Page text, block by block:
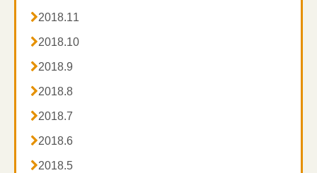
2018.11
2018.10
2018.9
2018.8
2018.7
2018.6
2018.5